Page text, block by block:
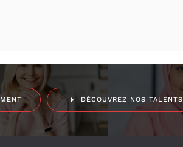
DÉCOUVREZ NOS TALENTS